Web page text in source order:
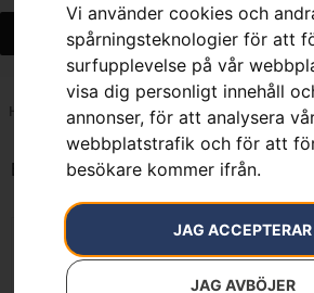
Vi använder cookies och
spårningsteknologier för att
surfupplevelse på vår
visa dig personligt innehåll
annonser, för att analysera
webbplatstrafik och för att
besökare kommer ifrån.
JAG ACCEPTERAR
JAG AVBÖJER
Hem 7392930736238
Endast ett sökresultat